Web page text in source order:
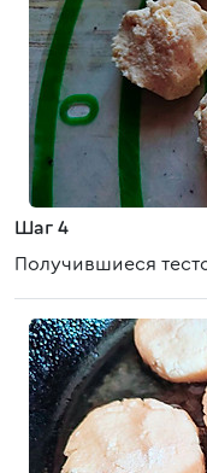
Шаг 4
Получившиеся